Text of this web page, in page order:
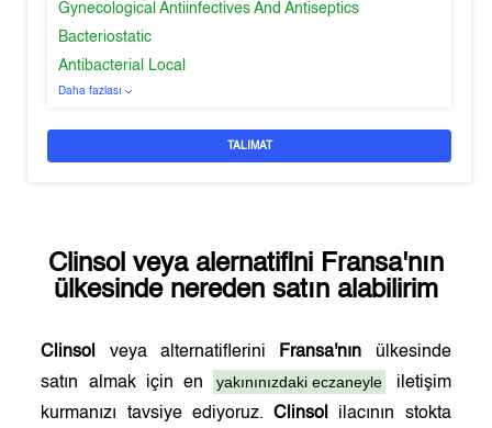
Gynecological Antiinfectives And Antiseptics
Bacteriostatic
Antibacterial Local
Daha fazlası
TALIMAT
Clinsol veya alernatifini Fransa'nın
ülkesinde nereden satın alabilirim
Clinsol veya alternatiflerini Fransa'nın ülkesinde
satın almak için en
yakınınızdaki eczaneyle
iletişim
kurmanızı tavsiye ediyoruz.Clinsol ilacının stokta